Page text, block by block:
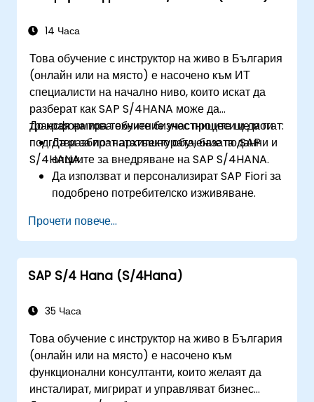
14 Часа
Това обучение с инструктор на живо в България
(онлайн или на място) е насочено към ИТ
специалисти на начално ниво, които искат да
разберат как SAP S/4HANA може да
трансформира техните бизнес процеси и да ги
подготви за по-нататъшно обучение по SAP
S/4HANA.
До края на това обучение участниците ще могат:
Да разбират архитектурата, базата данни и
опциите за внедряване на SAP S/4HANA.
Да използват и персонализират SAP Fiori за
подобрено потребителско изживяване.
процесите във финансите, логистиката и
други модули.
Да разбират интеграцията, анализите и
бъдещите иновации в подкрепа на
Прочети повече...
SAP S/4 Hana (S/4Hana)
35 Часа
Това обучение с инструктор на живо в България
(онлайн или на място) е насочено към
функционални консултанти, които желаят да
инсталират, мигрират и управляват бизнес